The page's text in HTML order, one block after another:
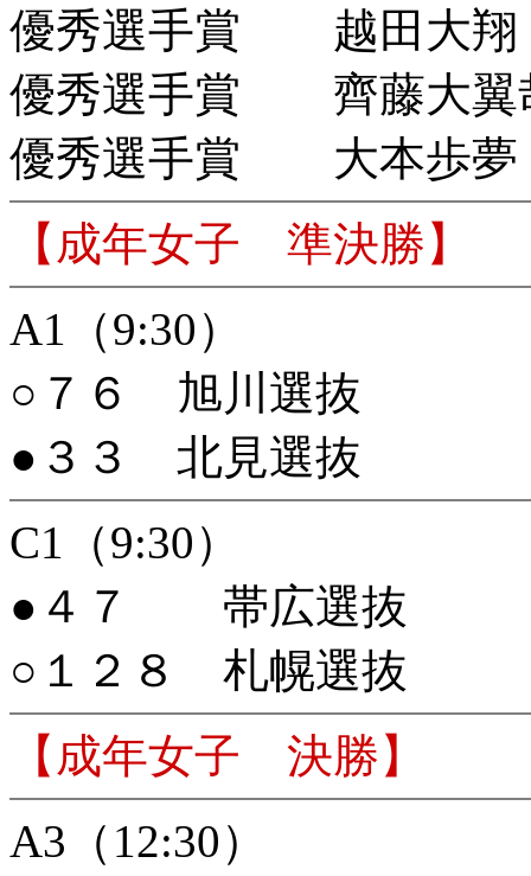
優秀選手賞 越田大翔
優秀選手賞 齊藤大翼
優秀選手賞 大本歩夢
【成年女子 準決勝】
A1（9:30）
○７６ 旭川選抜
●３３ 北見選抜
C1（9:30）
●４７ 帯広選抜
○１２８ 札幌選抜
【成年女子 決勝】
A3（12:30）